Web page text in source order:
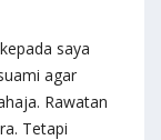
saya
agar
Rawatan
Tetapi